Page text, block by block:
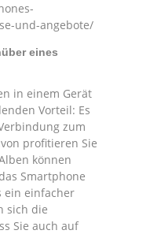
und-angebote/
eines
in einem Gerät
Vorteil: Es
zum
profitieren Sie
können
Smartphone
ein einfacher
sich die
Sie auch auf